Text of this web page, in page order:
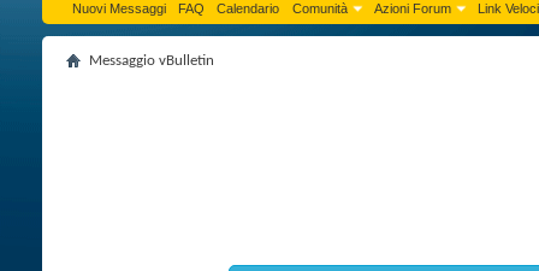
Nuovi Messaggi FAQ Calendario Comunità Azioni Forum Link Veloci
Messaggio vBulletin